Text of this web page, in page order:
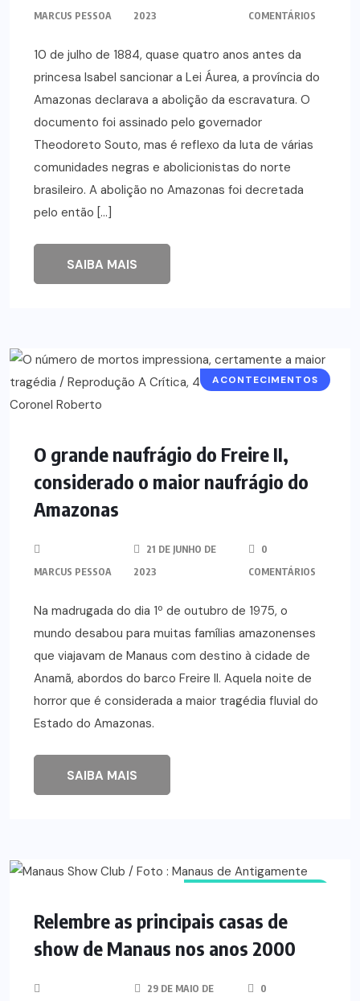
MARCUS PESSOA
2023
COMENTÁRIOS
10 de julho de 1884, quase quatro anos antes da
princesa Isabel sancionar a Lei Áurea, a província do
Amazonas declarava a abolição da escravatura. O
documento foi assinado pelo governador
Theodoreto Souto, mas é reflexo da luta de várias
comunidades negras e abolicionistas do norte
brasileiro. A abolição no Amazonas foi decretada
pelo então […]
SAIBA MAIS
ACONTECIMENTOS
O grande naufrágio do Freire II,
considerado o maior naufrágio do
Amazonas
MARCUS PESSOA
21 DE JUNHO DE
2023
0
COMENTÁRIOS
Na madrugada do dia 1º de outubro de 1975, o
mundo desabou para muitas famílias amazonenses
que viajavam de Manaus com destino à cidade de
Anamã, abordos do barco Freire II. Aquela noite de
horror que é considerada a maior tragédia fluvial do
Estado do Amazonas.
SAIBA MAIS
Relembre as principais casas de
show de Manaus nos anos 2000
29 DE MAIO DE 0